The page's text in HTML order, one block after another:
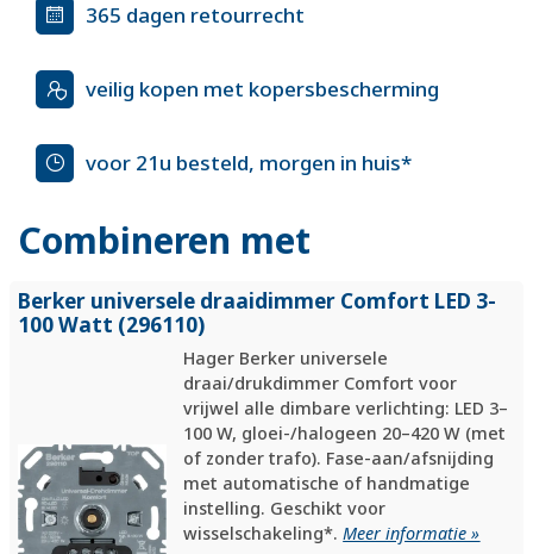
365 dagen retourrecht
veilig kopen met kopersbescherming
voor 21u besteld, morgen in huis*
Combineren met
Berker universele draaidimmer Comfort LED 3-
100 Watt (296110)
Hager Berker universele
draai/drukdimmer Comfort voor
vrijwel alle dimbare verlichting: LED 3–
100 W, gloei-/halogeen 20–420 W (met
of zonder trafo). Fase-aan/afsnijding
met automatische of handmatige
instelling. Geschikt voor
wisselschakeling*.Meer informatie »